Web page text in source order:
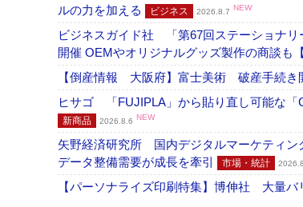
ルの力を加える
ビジネス 2026.8.7 NEW
ビジネスガイド社 「第67回ステーショナリ
開催 OEMやオリジナルグッズ製作の商談も
【倒産情報 大阪府】富士美術 破産手続き
ヒサゴ 「FUJIPLA」から貼り直し可能な
新商品 2026.8.6 NEW
矢野経済研究所 国内デジタルマーケティン
データ整備需要が成長を牽引
市場・統計
【パーソナライズ印刷特集】博伸社 大量